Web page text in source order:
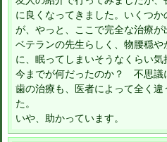
に良くなってきました。いくつ
が、やっと、ここで完全な治療が
ベテランの先生らしく、物腰穏
に、眠ってしまいそうなくらい気
今までが何だったのか？ 不思議
歯の治療も、医者によって全く
た。
いや、助かっています。